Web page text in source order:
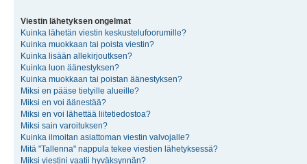
Viestin lähetyksen ongelmat
Kuinka lähetän viestin keskustelufoorumille?
Kuinka muokkaan tai poista viestin?
Kuinka lisään allekirjoutksen?
Kuinka luon äänestyksen?
Kuinka muokkaan tai poistan äänestyksen?
Miksi en pääse tietyille alueille?
Miksi en voi äänestää?
Miksi en voi lähettää liitetiedostoa?
Miksi sain varoituksen?
Kuinka ilmoitan asiattoman viestin valvojalle?
Mitä "Tallenna" nappula tekee viestien lähetyksessä?
Miksi viestini vaatii hyväksynnän?